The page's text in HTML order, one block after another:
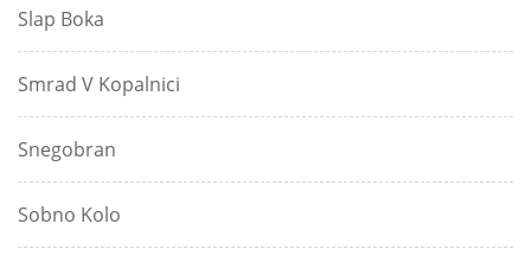
Slap Boka
Smrad V Kopalnici
Snegobran
Sobno Kolo